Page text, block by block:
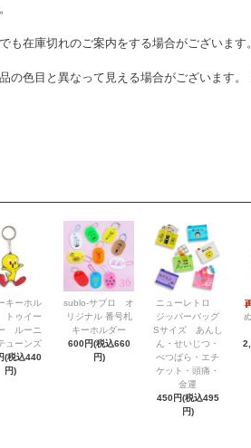
在庫切れのご案内をする場合がございます
色目と異なって見える場合がございます
キーホル
ゥイー
ルーニ
ューンズ
(税込440
円)
sublo-サブロ オ
リジナル 番号札
キーホルダー
600円(税込660
円)
ニューレトロ
ジッパーバッグ
Sサイズ あんし
ん・せいじつ・
べつばら・エチ
ケット・頭痛・
金運
450円(税込495
円)